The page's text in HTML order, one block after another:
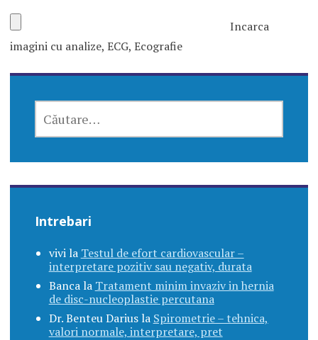
Incarca
imagini cu analize, ECG, Ecografie
DUPĂ:
Intrebari
vivila Testul de efort cardiovascular –
interpretare pozitiv sau negativ, durata
Bancala Tratament minim invaziv in hernia
de disc-nucleoplastie percutana
Dr. Benteu Dariusla Spirometrie – tehnica,
valori normale, interpretare, pret